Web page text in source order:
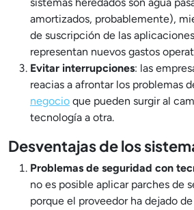
amortizados, probablemente),
de suscripción de las
representan nuevos gastos
Evitar interrupciones: las
reacias a afrontar los problemas
negocio que pueden surgir al
tecnología a otra.
Desventajas de los
Problemas de seguridad con
no es posible aplicar parches de
porque el proveedor ha dejado